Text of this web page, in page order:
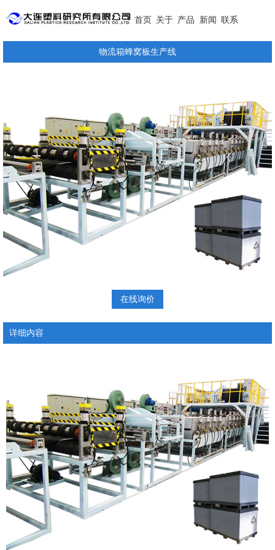
首页 关于 产品 新闻 联系
物流箱蜂窝板生产线
在线询价
详细内容